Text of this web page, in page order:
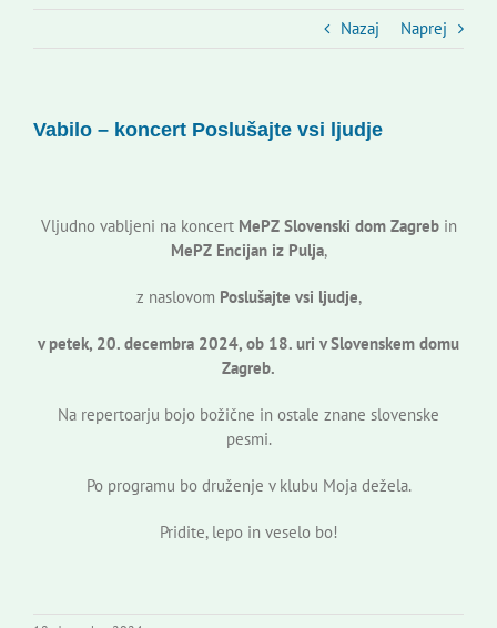
Novi odmev – naše glasilo
Nazaj Naprej
Vabilo – koncert Poslušajte vsi ljudje
Vljudno vabljeni na koncert MePZ Slovenski dom Zagrebin
MePZ Encijan iz Pulja,
z naslovom Poslušajte vsi ljudje,
v petek, 20. decembra 2024, ob 18. uri v Slovenskem domu
Zagreb.
Na repertoarju bojo božične in ostale znane slovenske
pesmi.
Po programu bo druženje v klubu Moja dežela.
Pridite, lepo in veselo bo!